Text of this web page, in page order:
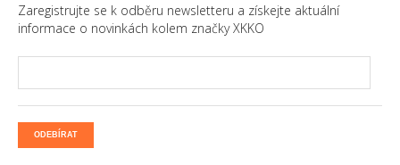
Zaregistrujte se k odběru newsletteru a získejte aktuální
informace o novinkách kolem značky XKKO
ODEBÍRAT